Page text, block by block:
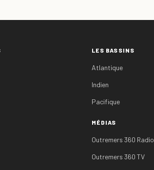
LES BASSINS
Atlantique
Indien
Pacifique
MÉDIAS
Outremers 360 Radio
Outremers 360 TV